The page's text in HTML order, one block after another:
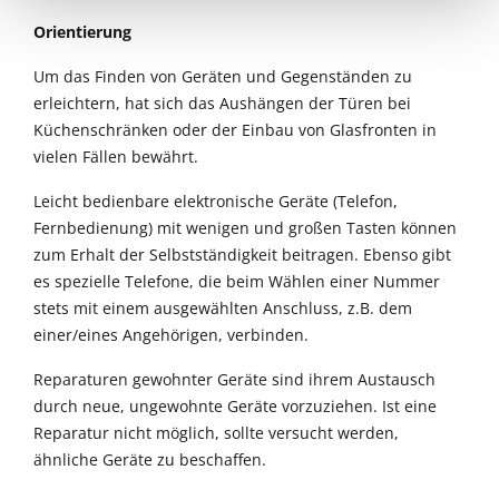
Orientierung
Um das Finden von Geräten und Gegenständen zu
erleichtern, hat sich das Aushängen der Türen bei
Küchenschränken oder der Einbau von Glasfronten in
vielen Fällen bewährt.
Leicht bedienbare elektronische Geräte (Telefon,
Fernbedienung) mit wenigen und großen Tasten können
zum Erhalt der Selbstständigkeit beitragen. Ebenso gibt
es spezielle Telefone, die beim Wählen einer Nummer
stets mit einem ausgewählten Anschluss, z.B. dem
einer/eines Angehörigen, verbinden.
Reparaturen gewohnter Geräte sind ihrem Austausch
durch neue, ungewohnte Geräte vorzuziehen. Ist eine
Reparatur nicht möglich, sollte versucht werden,
ähnliche Geräte zu beschaffen.